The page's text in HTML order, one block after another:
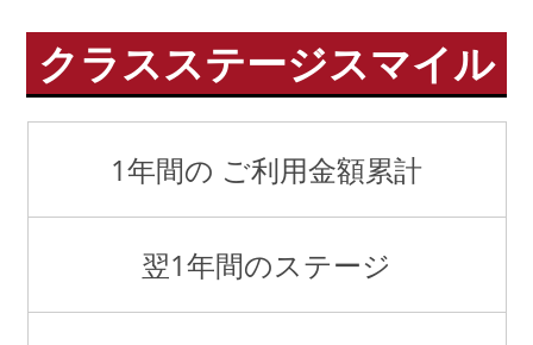
クラスステージスマイル
1年間の ご利用金額累計
翌1年間のステージ